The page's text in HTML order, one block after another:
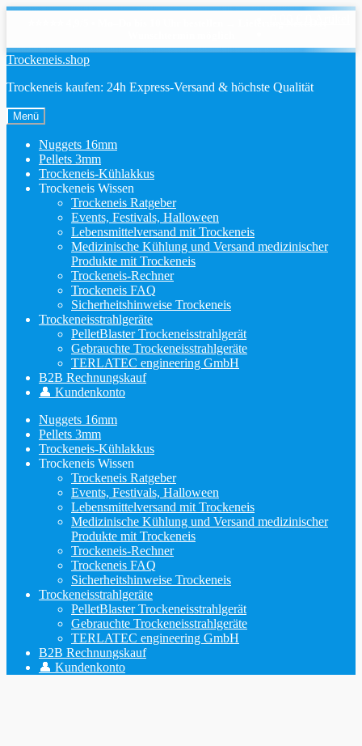
Zur
springen
Zum
springen
Trockeneis.shop
Trockeneis kaufen: 24h Express-Versand & höchste Qualität
Menü
Nuggets 16mm
Pellets 3mm
Trockeneis-Kühlakkus
Trockeneis Wissen
Trockeneis Ratgeber
Events, Festivals, Halloween
Lebensmittelversand mit Trockeneis
Medizinische Kühlung und Versand medizinischer
Produkte mit Trockeneis
Trockeneis-Rechner
Trockeneis FAQ
Sicherheitshinweise Trockeneis
Trockeneisstrahlgeräte
PelletBlaster Trockeneisstrahlgerät
Gebrauchte Trockeneisstrahlgeräte
TERLATEC engineering GmbH
B2B Rechnungskauf
👤 Kundenkonto
Nuggets 16mm
Pellets 3mm
Trockeneis-Kühlakkus
Trockeneis Wissen
Trockeneis Ratgeber
Events, Festivals, Halloween
Lebensmittelversand mit Trockeneis
Medizinische Kühlung und Versand medizinischer
Produkte mit Trockeneis
Trockeneis-Rechner
Trockeneis FAQ
Sicherheitshinweise Trockeneis
Trockeneisstrahlgeräte
PelletBlaster Trockeneisstrahlgerät
Gebrauchte Trockeneisstrahlgeräte
TERLATEC engineering GmbH
B2B Rechnungskauf
👤 Kundenkonto